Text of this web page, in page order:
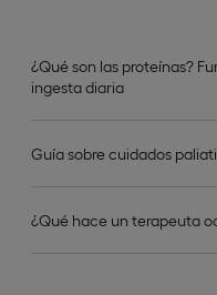
¿Qué son las proteínas?
ingesta diaria
Guía sobre cuidados
¿Qué hace un terapeuta